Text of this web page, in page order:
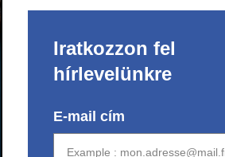
Iratkozzon fel
hírlevelünkre
E-mail cím